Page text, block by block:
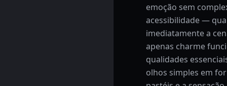
emoção sem
acessibilidade —
imediatamente a
apenas charme
qualidades
olhos simples em